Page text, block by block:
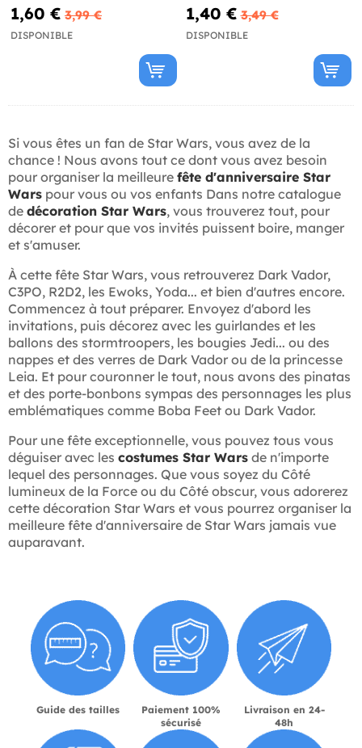
1,60 € 3,99 €
DISPONIBLE
1,40 € 3,49 €
DISPONIBLE
Si vous êtes un fan de Star Wars, vous avez de la
chance ! Nous avons tout ce dont vous avez besoin
pour organiser la meilleure fête d'anniversaire Star
Wars pour vous ou vos enfants Dans notre catalogue
de décoration Star Wars, vous trouverez tout, pour
décorer et pour que vos invités puissent boire, manger
et s'amuser.
À cette fête Star Wars, vous retrouverez Dark Vador,
C3PO, R2D2, les Ewoks, Yoda... et bien d'autres encore.
Commencez à tout préparer. Envoyez d'abord les
invitations, puis décorez avec les guirlandes et les
ballons des stormtroopers, les bougies Jedi... ou des
nappes et des verres de Dark Vador ou de la princesse
Leia. Et pour couronner le tout, nous avons des pinatas
et des porte-bonbons sympas des personnages les plus
emblématiques comme Boba Feet ou Dark Vador.
Pour une fête exceptionnelle, vous pouvez tous vous
déguiser avec les costumes Star Wars de n'importe
lequel des personnages. Que vous soyez du Côté
lumineux de la Force ou du Côté obscur, vous adorerez
cette décoration Star Wars et vous pourrez organiser la
meilleure fête d'anniversaire de Star Wars jamais vue
auparavant.
Guide des tailles
Paiement 100%
sécurisé
Livraison en 24-
48h